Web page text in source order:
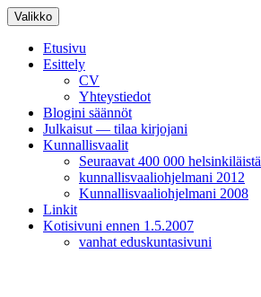
Siirry
sisältöön
Valikko
Etusivu
Esittely
CV
Yhteystiedot
Blogini säännöt
Julkaisut — tilaa kirjojani
Kunnallisvaalit
Seuraavat 400 000 helsinkiläistä
kunnallisvaaliohjelmani 2012
Kunnallisvaaliohjelmani 2008
Linkit
Kotisivuni ennen 1.5.2007
vanhat eduskuntasivuni